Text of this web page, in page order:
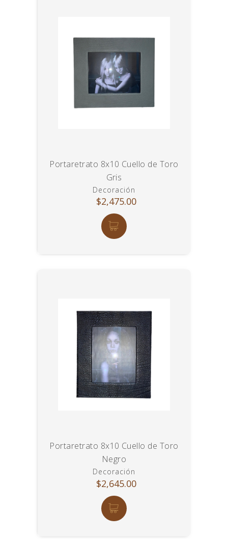
Portaretrato 8x10 Cuello de Toro
Gris
Decoración
$2,475.00
Portaretrato 8x10 Cuello de Toro
Negro
Decoración
$2,645.00